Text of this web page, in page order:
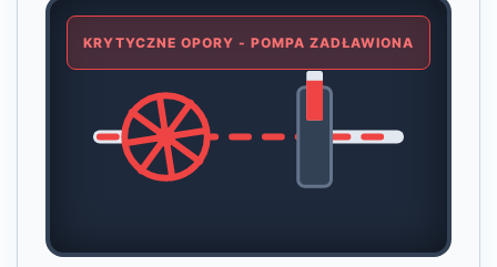
KRYTYCZNE OPORY - POMPA ZADŁAWIONA